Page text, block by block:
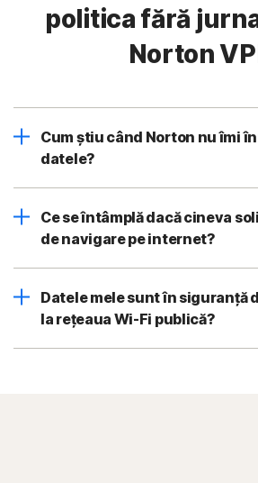
politica fără
Norton
Cum știu când Norton nu îmi
datele?
Ce se întâmplă dacă cineva
de navigare pe internet?
Datele mele sunt în siguranță
la rețeaua Wi-Fi publică?